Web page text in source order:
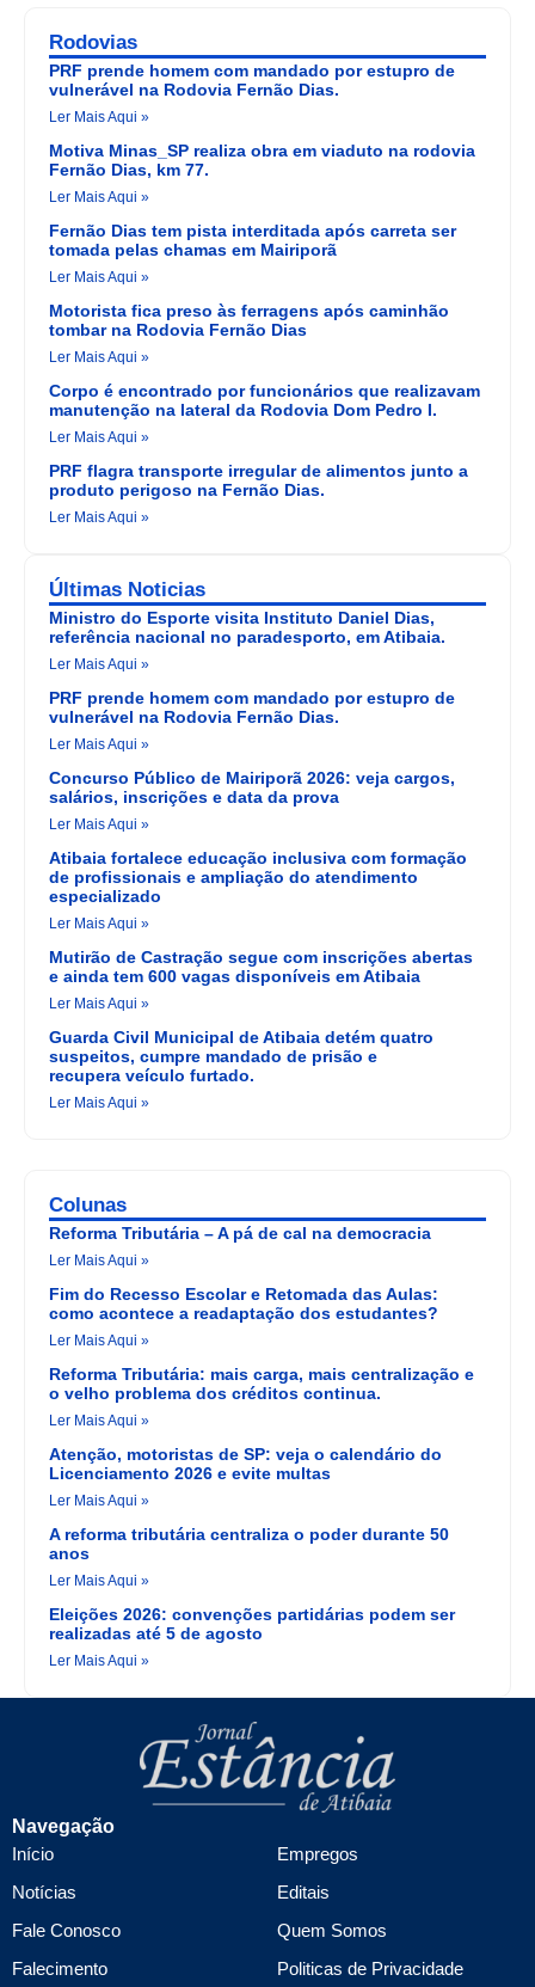
Rodovias
PRF prende homem com mandado por estupro de
vulnerável na Rodovia Fernão Dias.
Ler Mais Aqui »
Motiva Minas_SP realiza obra em viaduto na rodovia
Fernão Dias, km 77.
Ler Mais Aqui »
Fernão Dias tem pista interditada após carreta ser
tomada pelas chamas em Mairiporã
Ler Mais Aqui »
Motorista fica preso às ferragens após caminhão
tombar na Rodovia Fernão Dias
Ler Mais Aqui »
Corpo é encontrado por funcionários que realizavam
manutenção na lateral da Rodovia Dom Pedro I.
Ler Mais Aqui »
PRF flagra transporte irregular de alimentos junto a
produto perigoso na Fernão Dias.
Ler Mais Aqui »
Últimas Noticias
Ministro do Esporte visita Instituto Daniel Dias,
referência nacional no paradesporto, em Atibaia.
Ler Mais Aqui »
PRF prende homem com mandado por estupro de
vulnerável na Rodovia Fernão Dias.
Ler Mais Aqui »
Concurso Público de Mairiporã 2026: veja cargos,
salários, inscrições e data da prova
Ler Mais Aqui »
Atibaia fortalece educação inclusiva com formação
de profissionais e ampliação do atendimento
especializado
Ler Mais Aqui »
Mutirão de Castração segue com inscrições abertas
e ainda tem 600 vagas disponíveis em Atibaia
Ler Mais Aqui »
Guarda Civil Municipal de Atibaia detém quatro
suspeitos, cumpre mandado de prisão e
recupera veículo furtado.
Ler Mais Aqui »
Colunas
Reforma Tributária – A pá de cal na democracia
Ler Mais Aqui »
Fim do Recesso Escolar e Retomada das Aulas:
como acontece a readaptação dos estudantes?
Ler Mais Aqui »
Reforma Tributária: mais carga, mais centralização e
o velho problema dos créditos continua.
Ler Mais Aqui »
Atenção, motoristas de SP: veja o calendário do
Licenciamento 2026 e evite multas
Ler Mais Aqui »
A reforma tributária centraliza o poder durante 50
anos
Ler Mais Aqui »
Eleições 2026: convenções partidárias podem ser
realizadas até 5 de agosto
Ler Mais Aqui »
Navegação
Início
Notícias
Fale Conosco
Falecimento
Empregos
Editais
Quem Somos
Politicas de Privacidade